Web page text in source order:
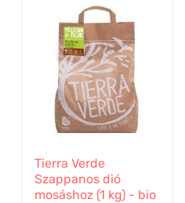
Tierra Verde
Szappanos dió
mosáshoz (1 kg) - bio